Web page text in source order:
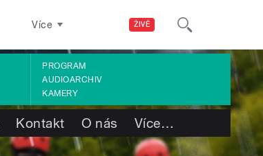
ŽIVĚ
Více
PROGRAM
AUDIOARCHIV
KAMERY
Kontakt O nás Více…